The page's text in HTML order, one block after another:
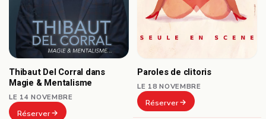
Thibaut Del Corral dans
Magie & Mentalisme
LE 14 NOVEMBRE
Réserver
Paroles de clitoris
LE 18 NOVEMBRE
Réserver